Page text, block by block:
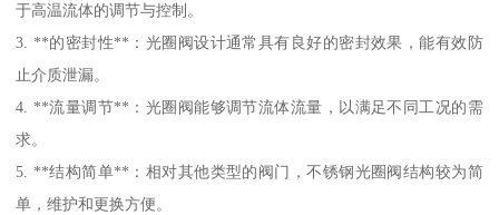
于高温流体的调节与控制。
3. **的密封性**：光圈阀设计通常具有良好的密封效果，能有效防
止介质泄漏。
4. **流量调节**：光圈阀能够调节流体流量，以满足不同工况的需
求。
5. **结构简单**：相对其他类型的阀门，不锈钢光圈阀结构较为简
单，维护和更换方便。